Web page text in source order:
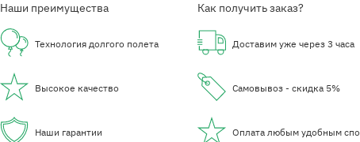
Наши преимущества
Технология долгого полета
Высокое качество
Наши гарантии
Как получить заказ?
Доставим уже через 3 часа
Самовывоз - скидка 5%
Оплата любым удобным